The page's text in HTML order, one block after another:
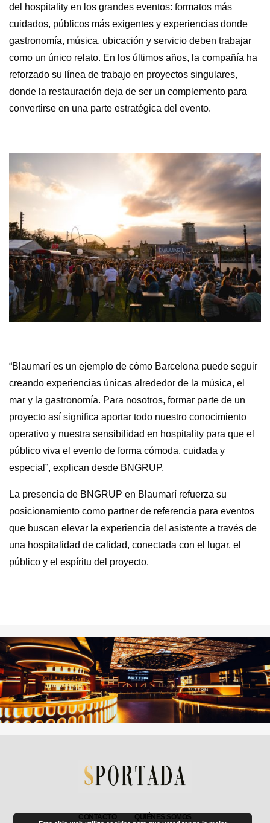
del hospitality en los grandes eventos: formatos más
cuidados, públicos más exigentes y experiencias donde
gastronomía, música, ubicación y servicio deben trabajar
como un único relato. En los últimos años, la compañía ha
reforzado su línea de trabajo en proyectos singulares,
donde la restauración deja de ser un complemento para
convertirse en una parte estratégica del evento.
“Blaumarí es un ejemplo de cómo Barcelona puede seguir
creando experiencias únicas alrededor de la música, el
mar y la gastronomía. Para nosotros, formar parte de un
proyecto así significa aportar todo nuestro conocimiento
operativo y nuestra sensibilidad en hospitality para que el
público viva el evento de forma cómoda, cuidada y
especial”, explican desde BNGRUP.
La presencia de BNGRUP en Blaumarí refuerza su
posicionamiento como partner de referencia para eventos
que buscan elevar la experiencia del asistente a través de
una hospitalidad de calidad, conectada con el lugar, el
público y el espíritu del proyecto.
CONTACTO QUIÉNES SOMOS